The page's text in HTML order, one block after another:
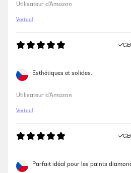
Utilisateur d'Amazon
Vertaal
Esthétiques et solides.
Utilisateur d'Amazon
Vertaal
Parfait idéal pour les paints